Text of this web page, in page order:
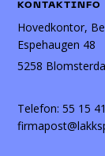
KONTAKTINFO
Hovedkontor,
Espehaugen 48
5258
Telefon:55 15